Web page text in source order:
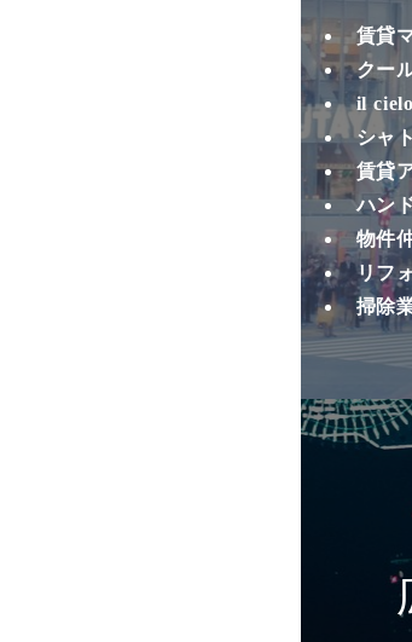
賃貸
クー
il
シャ
賃貸
ハン
物件
リフ
掃除